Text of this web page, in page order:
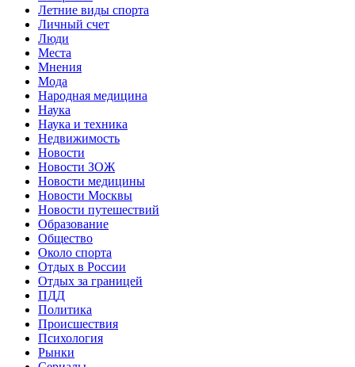
Летние виды спорта
Личный счет
Люди
Места
Мнения
Мода
Народная медицина
Наука
Наука и техника
Недвижимость
Новости
Новости ЗОЖ
Новости медицины
Новости Москвы
Новости путешествий
Образование
Общество
Около спорта
Отдых в России
Отдых за границей
ПДД
Политика
Происшествия
Психология
Рынки